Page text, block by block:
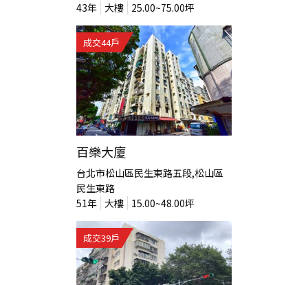
43年 大樓 25.00~75.00坪
成交44戶
百樂大廈
台北市松山區民生東路五段,松山區
民生東路
51年 大樓 15.00~48.00坪
成交39戶